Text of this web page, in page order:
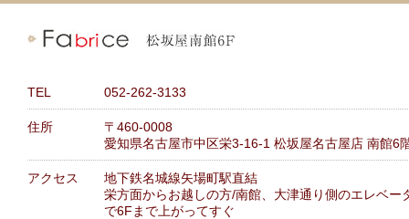
TEL 052-262-3133
住所
〒460-0008
愛知県名古屋市中区栄3-16-1 松坂屋名古屋店 南館6
アクセス
地下鉄名城線矢場町駅直結
栄方面からお越しの方/南館、大津通り側のエレベー
で6Fまで上がってすぐ